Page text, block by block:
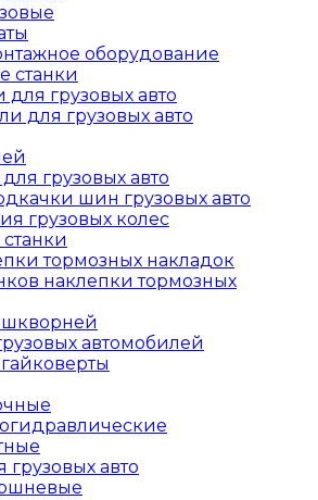
оборудование
станки
грузовых авто
для грузовых авто
грузовых авто
шин грузовых авто
грузовых колес
тормозных накладок
наклепки тормозных
автомобилей
авто